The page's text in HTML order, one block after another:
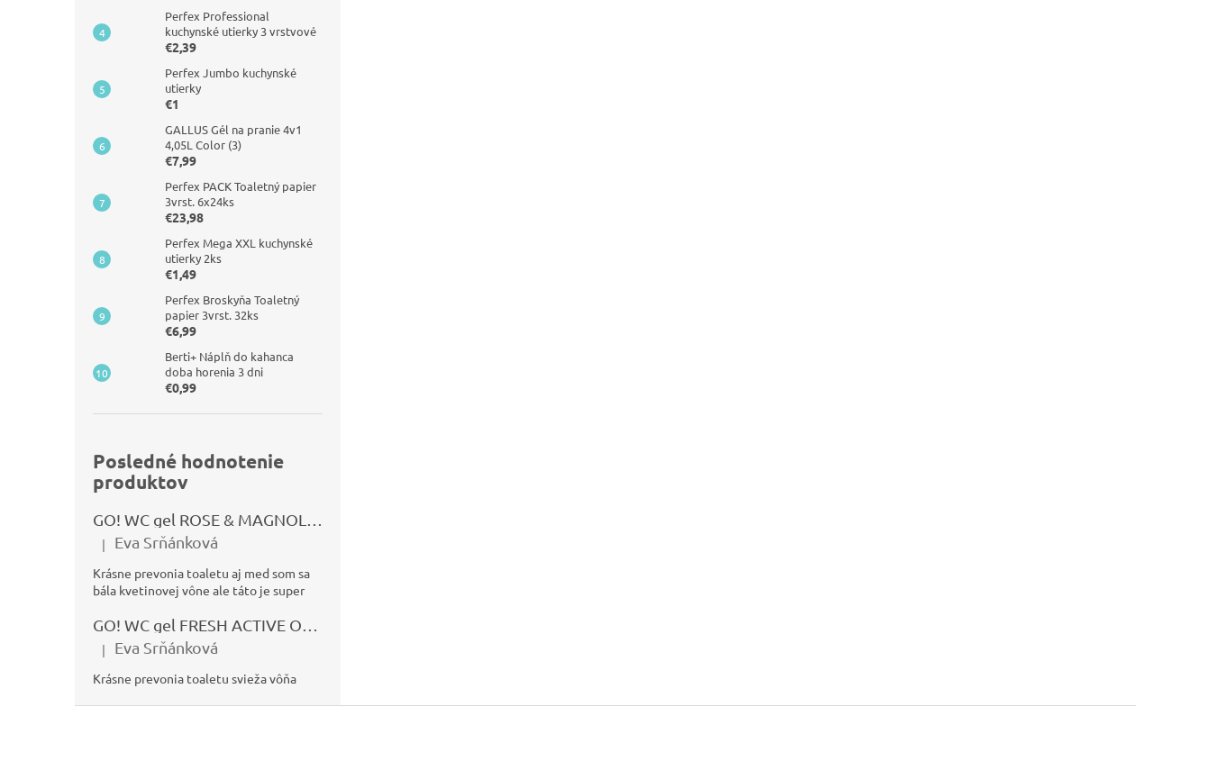
Perfex Professional
kuchynské utierky 3 vrstvové
€2,39
Perfex Jumbo kuchynské
utierky
€1
GALLUS Gél na pranie 4v1
4,05L Color (3)
€7,99
Perfex PACK Toaletný papier
3vrst. 6x24ks
€23,98
Perfex Mega XXL kuchynské
utierky 2ks
€1,49
Perfex Broskyňa Toaletný
papier 3vrst. 32ks
€6,99
Berti+ Náplň do kahanca
doba horenia 3 dni
€0,99
Posledné hodnotenie
produktov
Hodnotenie produktu je 5 z 5 hviezdičiek.
| Eva Srňánková
Krásne prevonia toaletu aj med som sa
bála kvetinovej vône ale táto je super
Hodnotenie produktu je 5 z 5 hviezdičiek.
| Eva Srňánková
Krásne prevonia toaletu svieža vôňa